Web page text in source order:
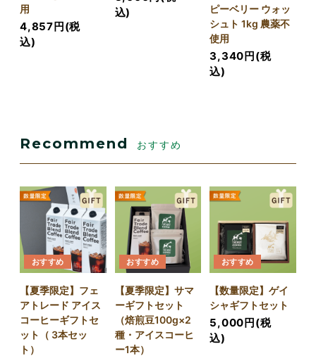
用
4,857円(税
込)
込)
ピーベリー ウォッ
シュト 1kg 農薬不
使用
3,340円(税
込)
Recommend おすすめ
おすすめ
【夏季限定】フェ
アトレード アイス
コーヒーギフトセ
ット（ 3本セッ
ト）
おすすめ
【夏季限定】サマ
ーギフトセット
（焙煎豆100g×2
種・アイスコーヒ
ー1本）
おすすめ
【数量限定】ゲイ
シャギフトセット
5,000円(税
込)